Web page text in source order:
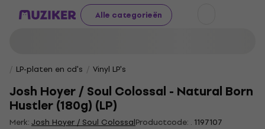
Alle categorieën
LP-platen en cd's Vinyl LP's
Josh Hoyer / Soul Colossal - Natural Born
Hustler (180g) (LP)
Merk:Josh Hoyer / Soul ColossalProductcode: . 1197107